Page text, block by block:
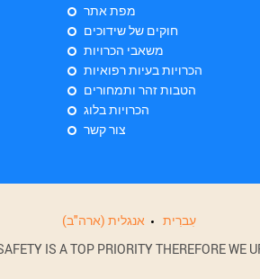
מפת אתר
חוקים של שידוכים
משאבי הכרויות
הכרויות בעיות רפואיות
הטבות זהר ותמחורים
הכרויות בלוג
צור קשר
אנגלית (ארה"ב) עִברִית
IS A TOP PRIORITY THEREFORE